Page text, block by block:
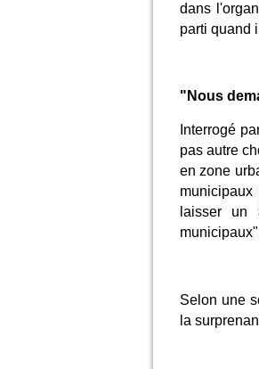
dans
parti quand
"Nous
Interrogé
pas autre
en zone
laisser un
Selon une
la